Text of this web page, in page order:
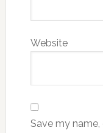
Website
Save my name,